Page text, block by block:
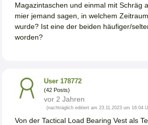
Magazintaschen und einmal mit Schräg
mier jemand sagen, in welchem
wurde? Ist eine der beiden häufiger/
worden?
User 178772
(42 Posts)
vor 2 Jahren
(nachträglich editiert am 23.11.2023 um 16:04
Von der Tactical Load Bearing Vest als